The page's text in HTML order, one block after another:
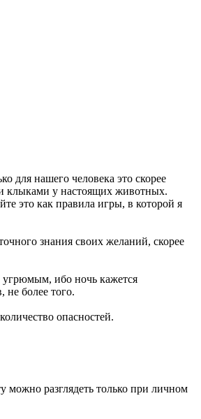
для нашего человека это скорее
клыками у настоящих животных.
это как правила игры, в которой я
знания своих желаний, скорее
угрюмым, ибо ночь кажется
не более того.
опасностей.
разглядеть только при личном